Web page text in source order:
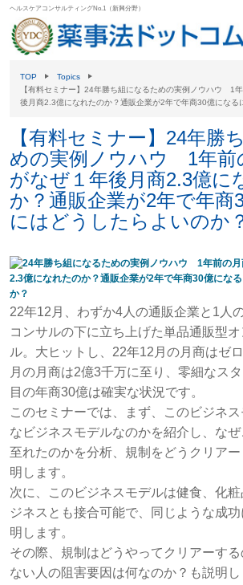
ヘルスケアコンサルティングNo.1（新興分野）
TOP
Topics
【有料セミナー】24年勝ち組になるための実例ノウハウ 1
後月商2.3億になれたのか？通販企業が2年で年商30億になる
【有料セミナー】24年勝
めの実例ノウハウ 1年前
がなぜ１年後月商2.3億に
か？通販企業が2年で年商
にはどうしたらよいのか
22年12月、わずか4人の通販企業と1人
コンサルの下に立ち上げた単品通販型
ル。大ヒットし、22年12月の月商はゼ
月の月商は2億3千万に至り、零細なス
目の年商30億は確実な状況です。
このセミナーでは、まず、このビジネ
なビジネスモデルなのかを紹介し、な
至れたのかを分析、規制をどうクリア
明します。
次に、このビジネスモデルは健食、化
ジネスとも接合可能で、同じような成
明します。
その際、規制はどうやってクリアーす
ない人の阻害要因は何なのか？も説明し